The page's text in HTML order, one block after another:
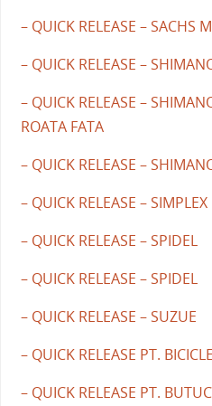
– QUICK RELEASE – SACHS
– QUICK RELEASE –
– QUICK RELEASE –
ROATA FATA
– QUICK RELEASE –
– QUICK RELEASE – SIMPLEX
– QUICK RELEASE – SPIDEL
– QUICK RELEASE – SPIDEL
– QUICK RELEASE – SUZUE
– QUICK RELEASE PT.
– QUICK RELEASE PT.